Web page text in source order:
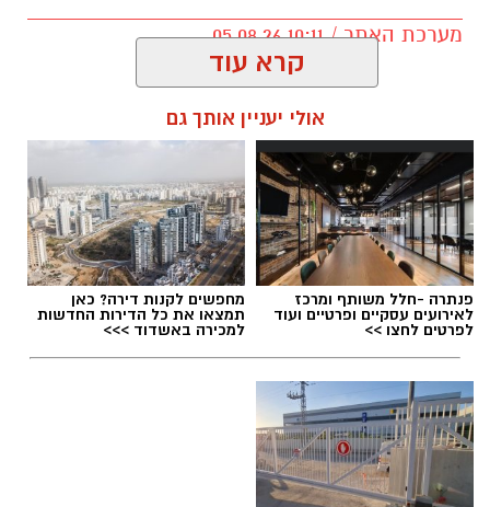
מערכת האתר / 10:11 05.08.26
תגים:גולשון שחור־גחון
קרא עוד
אולי יעניין אותך גם
פנתרה -חלל משותף ומרכז
לאירועים עסקיים ופרטיים ועוד
לפרטים לחצו >>
מחפשים לקנות דירה? כאן
תמצאו את כל הדירות החדשות
למכירה באשדוד >>>